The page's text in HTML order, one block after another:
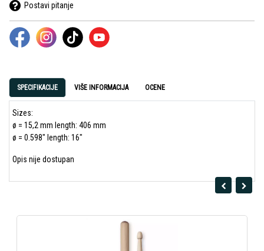
Postavi pitanje
SPECIFIKACIJE VIŠE INFORMACIJA OCENE
Sizes:
ø = 15,2 mm length: 406 mm
ø = 0.598" length: 16"
Opis nije dostupan